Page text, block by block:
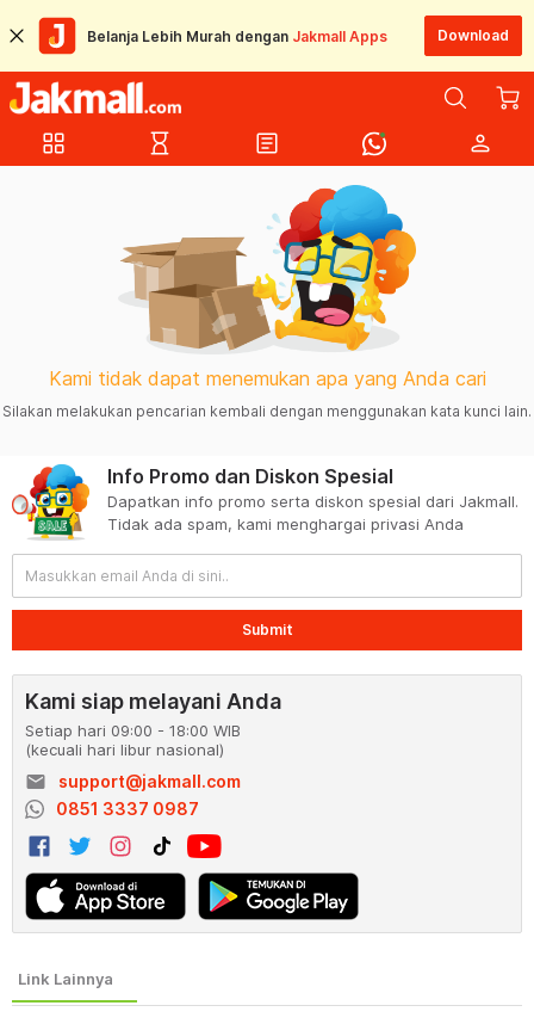
Belanja Lebih Murah dengan Jakmall Apps Download
grid_view hourglass_empty article person
Kami tidak dapat menemukan apa yang Anda cari
Silakan melakukan pencarian kembali dengan menggunakan kata kunci lain.
Info Promo dan Diskon Spesial
Dapatkan info promo serta diskon spesial dari Jakmall.
Tidak ada spam, kami menghargai privasi Anda
Submit
Kami siap melayani Anda
Setiap hari 09:00 - 18:00 WIB
(kecuali hari libur nasional)
email
support@jakmall.com
0851 3337 0987